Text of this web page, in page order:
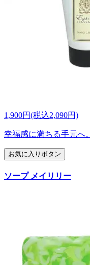
1,900円(税込2,090円)
幸福感に満ちる手元
お気に入りボタン
ソープ メイリリー